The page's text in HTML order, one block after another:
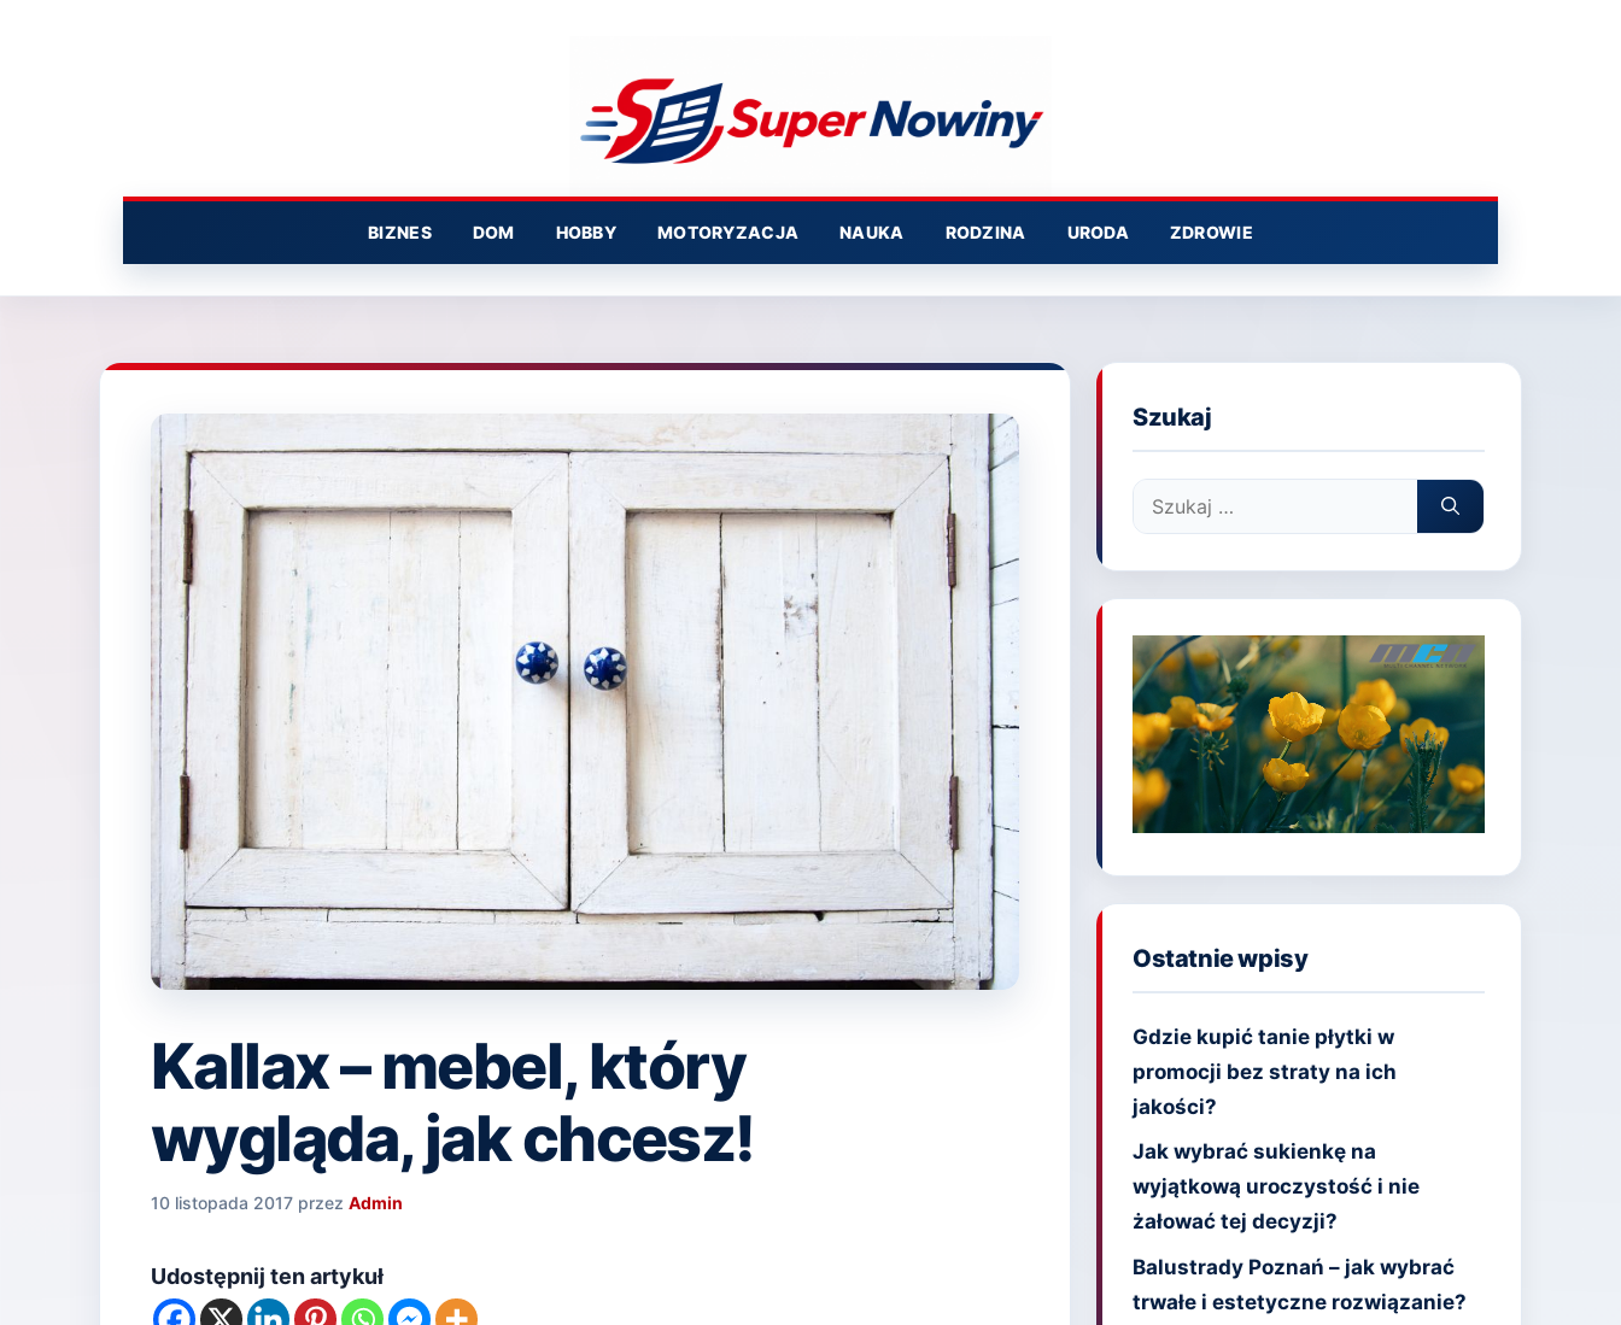
BIZNES DOM HOBBY MOTORYZACJA NAUKA RODZINA URODA ZDROWIE
Kallax – mebel, który
wygląda, jak chcesz!
10 listopada 2017 przez Admin
Udostępnij ten artykuł
Szukaj
Szukaj:
Ostatnie wpisy
Gdzie kupić tanie płytki w
promocji bez straty na ich
jakości?
Jak wybrać sukienkę na
wyjątkową uroczystość i nie
żałować tej decyzji?
Balustrady Poznań – jak wybrać
trwałe i estetyczne rozwiązanie?